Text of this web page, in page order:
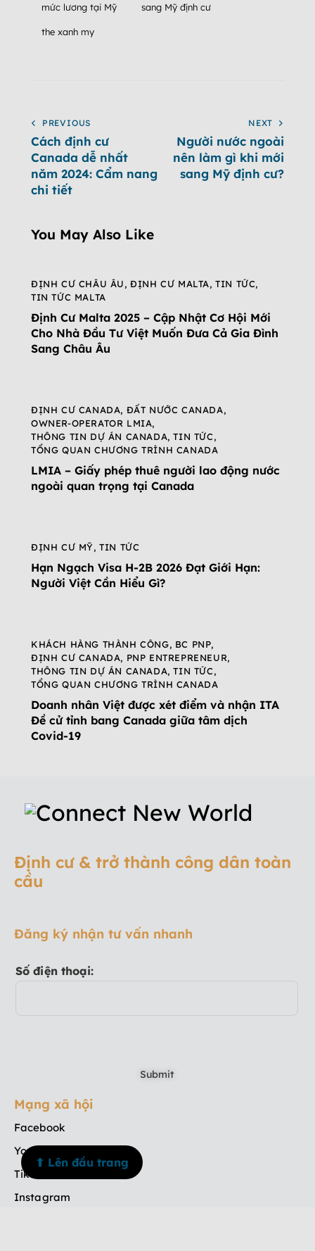
mức lương tại Mỹ sang Mỹ định cư
the xanh my
PREVIOUS
Cách định cư
Canada dễ nhất
năm 2024: Cẩm nang
chi tiết
NEXT
Người nước ngoài
nên làm gì khi mới
sang Mỹ định cư?
You May Also Like
ĐỊNH CƯ CHÂU ÂU,ĐỊNH CƯ MALTA,TIN TỨC,
TIN TỨC MALTA
Định Cư Malta 2025 – Cập Nhật Cơ Hội Mới
Cho Nhà Đầu Tư Việt Muốn Đưa Cả Gia Đình
Sang Châu Âu
ĐỊNH CƯ CANADA, ĐẤT NƯỚC CANADA,
OWNER-OPERATOR LMIA,
THÔNG TIN DỰ ÁN CANADA,TIN TỨC,
TỔNG QUAN CHƯƠNG TRÌNH CANADA
LMIA – Giấy phép thuê người lao động nước
ngoài quan trọng tại Canada
ĐỊNH CƯ MỸ,TIN TỨC
Hạn Ngạch Visa H-2B 2026 Đạt Giới Hạn:
Người Việt Cần Hiểu Gì?
KHÁCH HÀNG THÀNH CÔNG, BC PNP,
ĐỊNH CƯ CANADA, PNP ENTREPRENEUR,
THÔNG TIN DỰ ÁN CANADA,TIN TỨC,
TỔNG QUAN CHƯƠNG TRÌNH CANADA
Doanh nhân Việt được xét điểm và nhận ITA
Đề cử tỉnh bang Canada giữa tâm dịch
Covid-19
Định cư & trở thành công dân toàn
cầu
Đăng ký nhận tư vấn nhanh
Số điện thoại:
Mạng xã hội
Facebook
Youtube
TikTok
Instagram
⬆ Lên đầu trang